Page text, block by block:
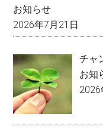
お知らせ
2026年7月21日
チャ
お知
2026